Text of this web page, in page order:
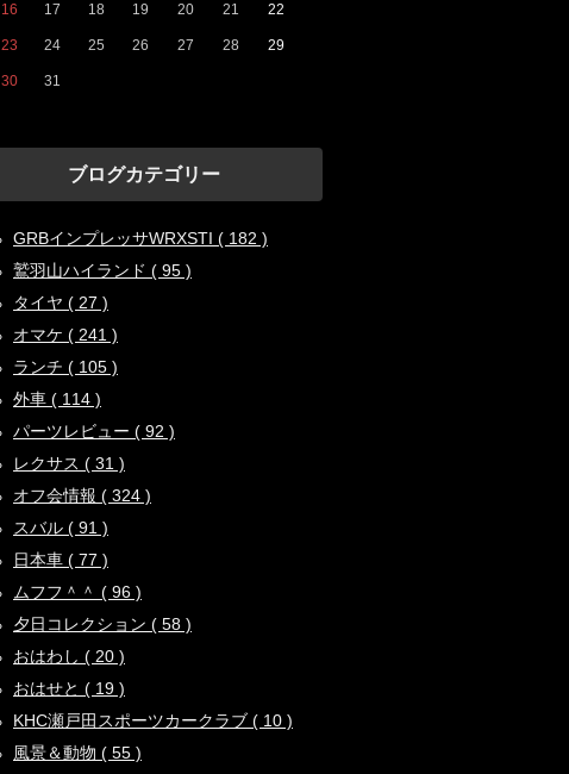
16 17 18 19 20 21 22
23 24 25 26 27 28 29
30 31
ブログカテゴリー
GRBインプレッサWRXSTI ( 182 )
鷲羽山ハイランド ( 95 )
タイヤ ( 27 )
オマケ ( 241 )
ランチ ( 105 )
外車 ( 114 )
パーツレビュー ( 92 )
レクサス ( 31 )
オフ会情報 ( 324 )
スバル ( 91 )
日本車 ( 77 )
ムフフ＾＾ ( 96 )
夕日コレクション ( 58 )
おはわし ( 20 )
おはせと ( 19 )
KHC瀬戸田スポーツカークラブ ( 10 )
風景＆動物 ( 55 )